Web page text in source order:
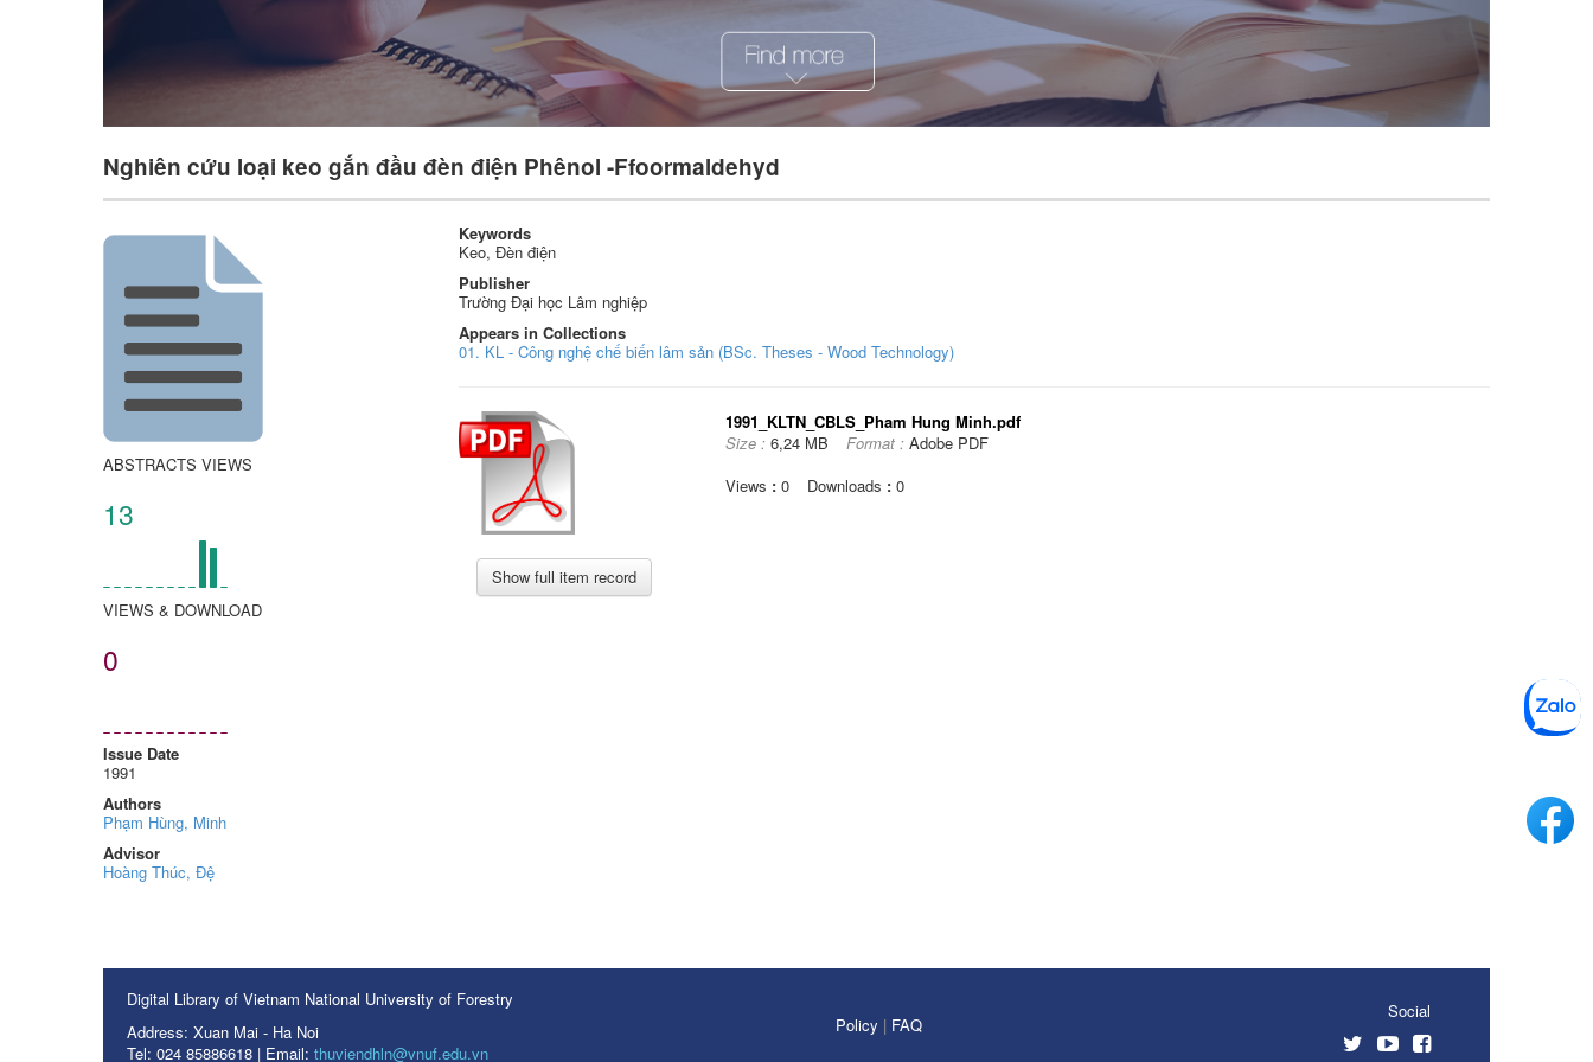
Nghiên cứu loại keo gắn đầu đèn điện Phênol -Ffoormaldehyd
ABSTRACTS VIEWS
13
VIEWS & DOWNLOAD
0
Issue Date
1991
Authors
Phạm Hùng, Minh
Advisor
Hoàng Thúc, Đệ
Keywords
Keo, Đèn điện
Publisher
Trường Đại học Lâm nghiệp
Appears in Collections
01. KL - Công nghệ chế biến lâm sản (BSc. Theses - Wood Technology)
1991_KLTN_CBLS_Pham Hung Minh.pdf
Size : 6,24 MB Format : Adobe PDF
Views : 0 Downloads : 0
Show full item record
Digital Library of Vietnam National University of Forestry
Address: Xuan Mai - Ha Noi
Tel: 024 85886618 | Email: thuviendhln@vnuf.edu.vn
Policy | FAQ
Social